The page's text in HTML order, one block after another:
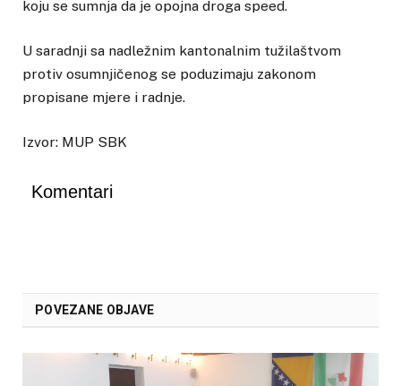
koju se sumnja da je opojna droga speed.
U saradnji sa nadležnim kantonalnim tužilaštvom
protiv osumnjičenog se poduzimaju zakonom
propisane mjere i radnje.
Izvor: MUP SBK
Komentari
POVEZANE OBJAVE